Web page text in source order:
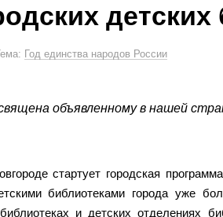
Год единства народов России
объявленному в нашей
стартует городская
библиотеками города уже
и детских отделениях